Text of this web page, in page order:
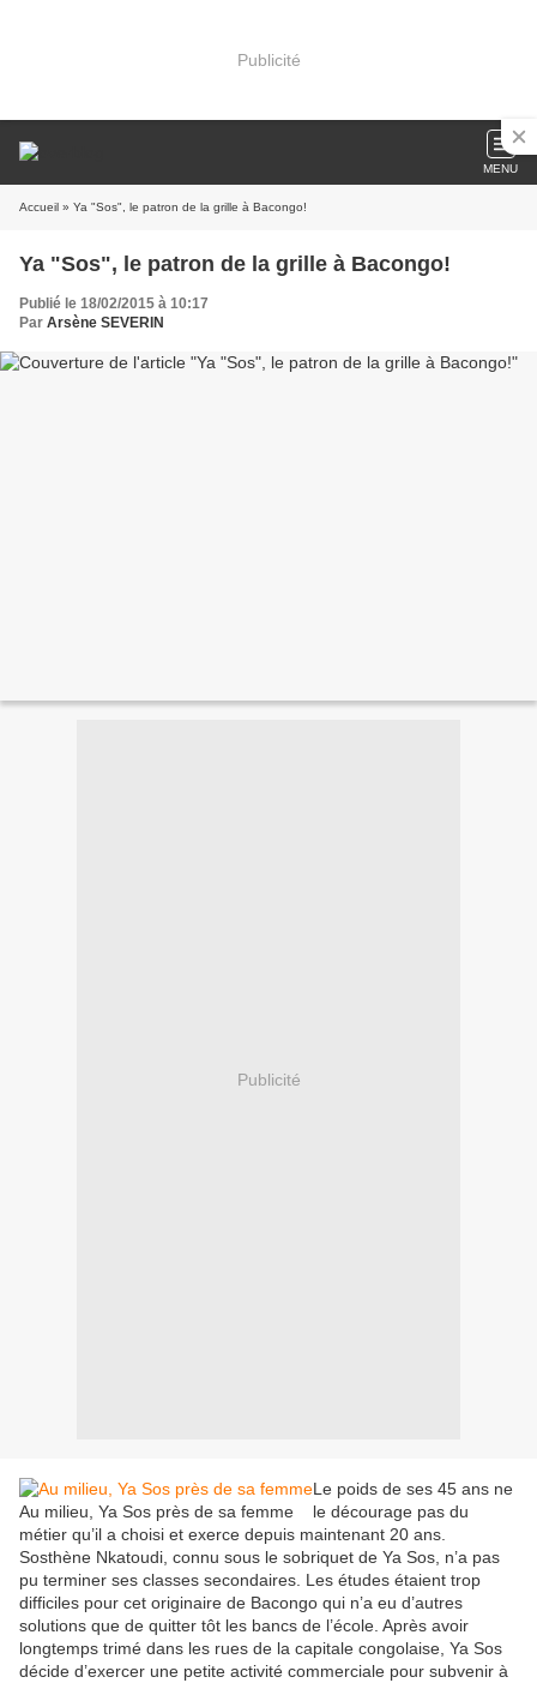
Publicité
MENU
Accueil » Ya "Sos", le patron de la grille à Bacongo!
Ya "Sos", le patron de la grille à Bacongo!
Publié le 18/02/2015 à 10:17
Par Arsène SEVERIN
Publicité
Au milieu, Ya Sos près de sa femme
Le poids de ses 45 ans ne
le décourage pas du
métier qu’il a choisi et exerce depuis maintenant 20 ans.
Sosthène Nkatoudi, connu sous le sobriquet de Ya Sos, n’a pas
pu terminer ses classes secondaires. Les études étaient trop
difficiles pour cet originaire de Bacongo qui n’a eu d’autres
solutions que de quitter tôt les bancs de l’école. Après avoir
longtemps trimé dans les rues de la capitale congolaise, Ya Sos
décide d’exercer une petite activité commerciale pour subvenir à